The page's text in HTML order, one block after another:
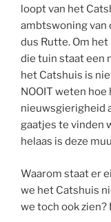
loopt van het
ambtswoning van
dus Rutte. Om
die tuin staat een
het Catshuis is
NOOIT weten
nieuwsgierigheid
gaatjes te vinden
helaas is deze
Waarom staat er
we het Catshuis
we toch ook